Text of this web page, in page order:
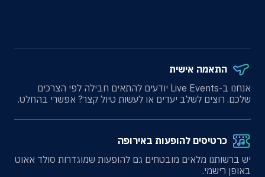
התאמה אישית
אנחנו ב-Live Events יודעים להתאים חבילה לפי הצרכים
שלכם. רוצים לשלב יעדים או לעשות טיול קצר? אפשרי בהחלט.
כרטיסים להופעות באירופה
יש ברשותנו מלאים מובטחים גם להופעות שמוגדרות סולד אאוט
באופן רישמי.